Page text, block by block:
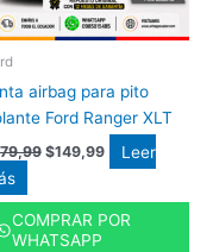
airbag para pito
Ford Ranger XLT
$149,99
Leer
COMPRAR POR
WHATSAPP